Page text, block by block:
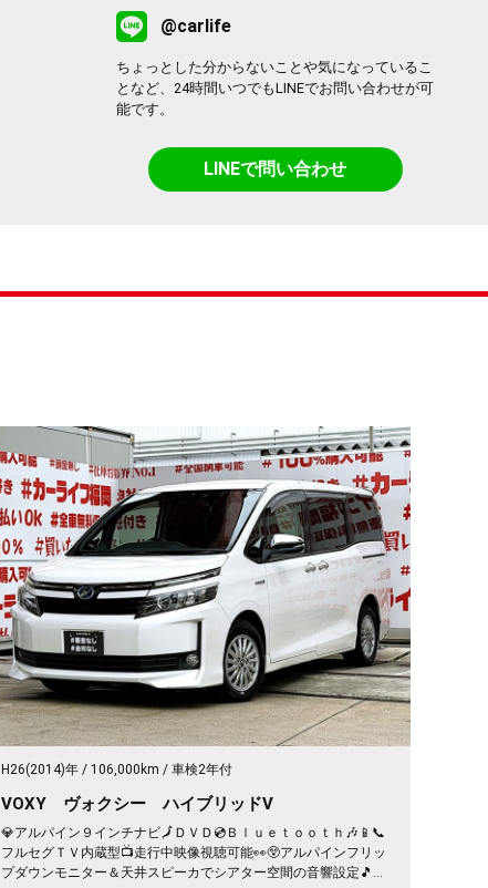
@carlife
ちょっとした分からないことや気になっているこ
となど、24時間いつでもLINEでお問い合わせが可
能です。
LINEで問い合わせ
H26(2014)年 106,000km 車検2年付
VOXY ヴォクシー ハイブリッドV
💎アルパイン９インチナビ🗾ＤＶＤ💿Ｂｌｕｅｔｏｏｔｈ🎶📱📞
フルセグＴＶ内蔵型📺走行中映像視聴可能👀😲アルパインフリッ
プダウンモニター＆天井スピーカでシアター空間の音響設定🎵夜